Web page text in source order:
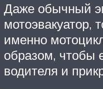
Даже обычный
мотоэвакуатор,
именно
образом, чтобы
водителя и